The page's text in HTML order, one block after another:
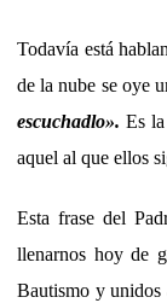
Todavía está
de la nube se oye
escuchadlo». Es
aquel al que ellos
Esta frase del
llenarnos hoy de
Bautismo y unidos